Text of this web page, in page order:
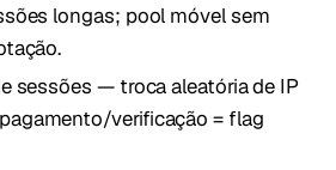
longas; pool móvel sem
sessões — troca aleatória de IP
verificação = flag